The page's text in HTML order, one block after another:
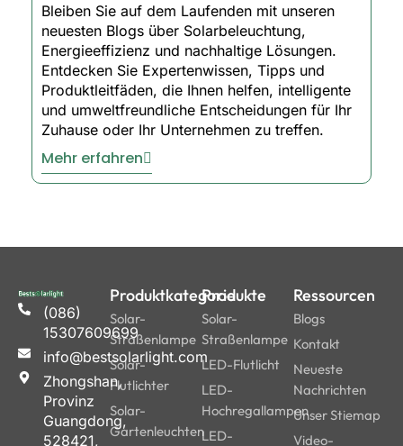
Bleiben Sie auf dem Laufenden mit unseren
neuesten Blogs über Solarbeleuchtung,
Energieeffizienz und nachhaltige Lösungen.
Entdecken Sie Expertenwissen, Tipps und
Produktleitfäden, die Ihnen helfen, intelligente
und umweltfreundliche Entscheidungen für Ihr
Zuhause oder Ihr Unternehmen zu treffen.
Mehr erfahren
(086)
15307609699
info@bestsolarlight.com
Zhongshan,
Provinz
Guangdong,
528421,
Produktkategorie
Solar-
Straßenlampe
Solar-
Flutlichter
Solar-
Gartenleuchten
Produkte
Solar-
Straßenlampe
LED-Flutlicht
LED-
Hochregallampen
LED-
Ressourcen
Blogs
Kontakt
Neueste
Nachrichten
Unser Stiemap
Video-